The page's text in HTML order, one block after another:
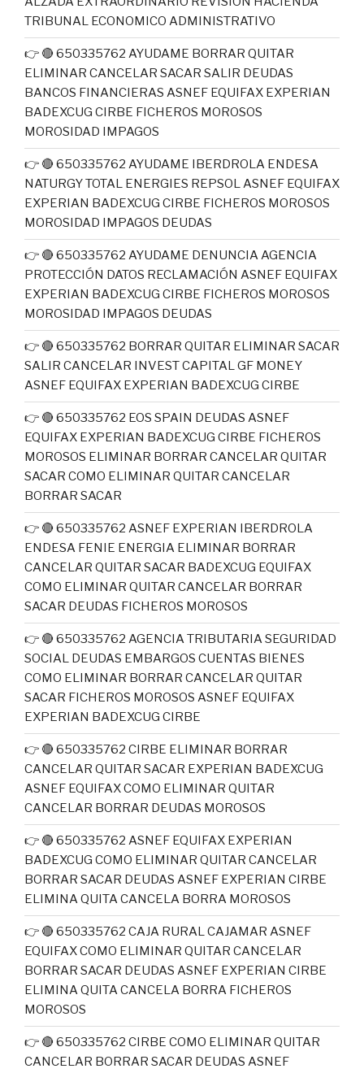
TRIBUNAL ECONOMICO ADMINISTRATIVO
👉 🔴 650335762 AYUDAME BORRAR QUITAR
ELIMINAR CANCELAR SACAR SALIR DEUDAS
BANCOS FINANCIERAS ASNEF EQUIFAX EXPERIAN
BADEXCUG CIRBE FICHEROS MOROSOS
MOROSIDAD IMPAGOS
👉 🔴 650335762 AYUDAME IBERDROLA ENDESA
NATURGY TOTAL ENERGIES REPSOL ASNEF EQUIFAX
EXPERIAN BADEXCUG CIRBE FICHEROS MOROSOS
MOROSIDAD IMPAGOS DEUDAS
👉 🔴 650335762 AYUDAME DENUNCIA AGENCIA
PROTECCIÓN DATOS RECLAMACIÓN ASNEF EQUIFAX
EXPERIAN BADEXCUG CIRBE FICHEROS MOROSOS
MOROSIDAD IMPAGOS DEUDAS
👉 🔴 650335762 BORRAR QUITAR ELIMINAR SACAR
SALIR CANCELAR INVEST CAPITAL GF MONEY
ASNEF EQUIFAX EXPERIAN BADEXCUG CIRBE
👉 🔴 650335762 EOS SPAIN DEUDAS ASNEF
EQUIFAX EXPERIAN BADEXCUG CIRBE FICHEROS
MOROSOS ELIMINAR BORRAR CANCELAR QUITAR
SACAR COMO ELIMINAR QUITAR CANCELAR
BORRAR SACAR
👉 🔴 650335762 ASNEF EXPERIAN IBERDROLA
ENDESA FENIE ENERGIA ELIMINAR BORRAR
CANCELAR QUITAR SACAR BADEXCUG EQUIFAX
COMO ELIMINAR QUITAR CANCELAR BORRAR
SACAR DEUDAS FICHEROS MOROSOS
👉 🔴 650335762 AGENCIA TRIBUTARIA SEGURIDAD
SOCIAL DEUDAS EMBARGOS CUENTAS BIENES
COMO ELIMINAR BORRAR CANCELAR QUITAR
SACAR FICHEROS MOROSOS ASNEF EQUIFAX
EXPERIAN BADEXCUG CIRBE
👉 🔴 650335762 CIRBE ELIMINAR BORRAR
CANCELAR QUITAR SACAR EXPERIAN BADEXCUG
ASNEF EQUIFAX COMO ELIMINAR QUITAR
CANCELAR BORRAR DEUDAS MOROSOS
👉 🔴 650335762 ASNEF EQUIFAX EXPERIAN
BADEXCUG COMO ELIMINAR QUITAR CANCELAR
BORRAR SACAR DEUDAS ASNEF EXPERIAN CIRBE
ELIMINA QUITA CANCELA BORRA MOROSOS
👉 🔴 650335762 CAJA RURAL CAJAMAR ASNEF
EQUIFAX COMO ELIMINAR QUITAR CANCELAR
BORRAR SACAR DEUDAS ASNEF EXPERIAN CIRBE
ELIMINA QUITA CANCELA BORRA FICHEROS
MOROSOS
👉 🔴 650335762 CIRBE COMO ELIMINAR QUITAR
CANCELAR BORRAR SACAR DEUDAS ASNEF